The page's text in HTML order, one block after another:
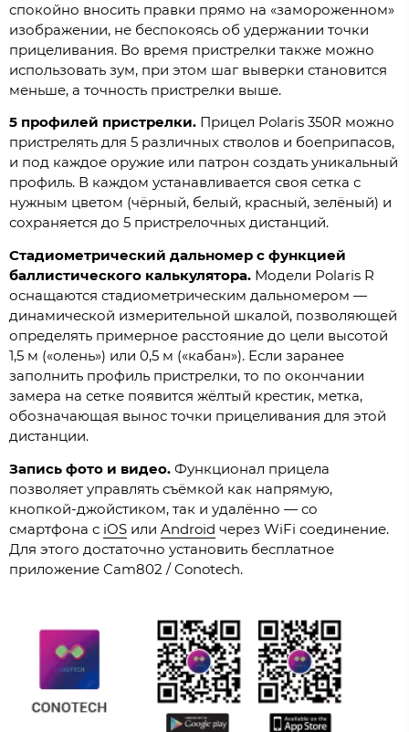
спокойно вносить правки прямо на «замороженном»
изображении, не беспокоясь об удержании точки
прицеливания. Во время пристрелки также можно
использовать зум, при этом шаг выверки становится
меньше, а точность пристрелки выше.
5 профилей пристрелки. Прицел Polaris 350R можно
пристрелять для 5 различных стволов и боеприпасов,
и под каждое оружие или патрон создать уникальный
профиль. В каждом устанавливается своя сетка с
нужным цветом (чёрный, белый, красный, зелёный) и
сохраняется до 5 пристрелочных дистанций.
Стадиометрический дальномер с функцией
баллистического калькулятора. Модели Polaris R
оснащаются стадиометрическим дальномером —
динамической измерительной шкалой, позволяющей
определять примерное расстояние до цели высотой
1,5 м («олень») или 0,5 м («кабан»). Если заранее
заполнить профиль пристрелки, то по окончании
замера на сетке появится жёлтый крестик, метка,
обозначающая вынос точки прицеливания для этой
дистанции.
Запись фото и видео. Функционал прицела
позволяет управлять съёмкой как напрямую,
кнопкой-джойстиком, так и удалённо — со
смартфона с iOS или Android через WiFi соединение.
Для этого достаточно установить бесплатное
приложение Cam802 / Conotech.